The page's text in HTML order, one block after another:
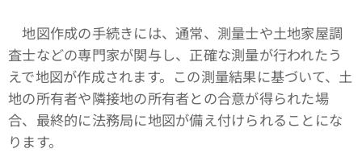
地図作成の手続きには、通常、測量士や土地家屋調
査士などの専門家が関与し、正確な測量が行われたう
えで地図が作成されます。この測量結果に基づいて、土
地の所有者や隣接地の所有者との合意が得られた場
合、最終的に法務局に地図が備え付けられることにな
ります。